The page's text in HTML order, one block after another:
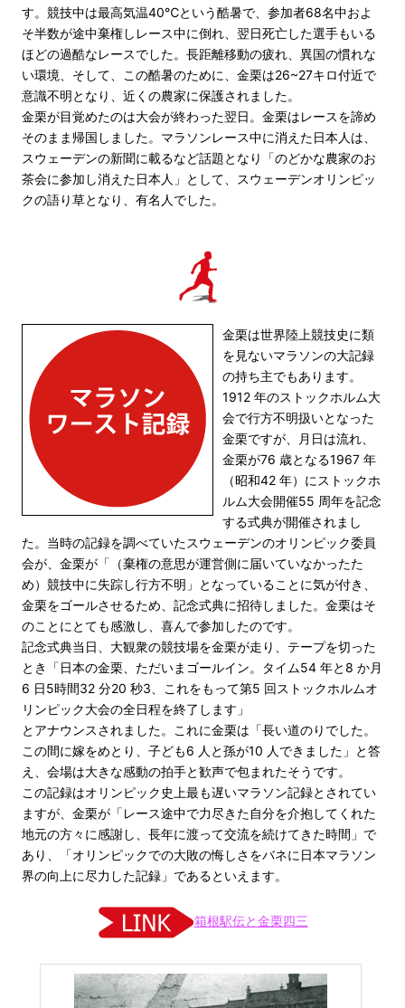
す。競技中は最高気温40℃という酷暑で、参加者68名中およ
そ半数が途中棄権しレース中に倒れ、翌日死亡した選手もいる
ほどの過酷なレースでした。長距離移動の疲れ、異国の慣れな
い環境、そして、この酷暑のために、金栗は26~27キロ付近で
意識不明となり、近くの農家に保護されました。
金栗が目覚めたのは大会が終わった翌日。金栗はレースを諦め
そのまま帰国しました。マラソンレース中に消えた日本人は、
スウェーデンの新聞に載るなど話題となり「のどかな農家のお
茶会に参加し消えた日本人」として、スウェーデンオリンピッ
クの語り草となり、有名人でした。
金栗は世界陸上競技史に類
を見ないマラソンの大記録
の持ち主でもあります。
1912 年のストックホルム大
会で行方不明扱いとなった
金栗ですが、月日は流れ、
金栗が76 歳となる1967 年
（昭和42 年）にストックホ
ルム大会開催55 周年を記念
する式典が開催されまし
た。当時の記録を調べていたスウェーデンのオリンピック委員
会が、金栗が「（棄権の意思が運営側に届いていなかったた
め）競技中に失踪し行方不明」となっていることに気が付き、
金栗をゴールさせるため、記念式典に招待しました。金栗はそ
のことにとても感激し、喜んで参加したのです。
記念式典当日、大観衆の競技場を金栗が走り、テープを切った
とき「日本の金栗、ただいまゴールイン。タイム54 年と8 か月
6 日5時間32 分20 秒3、これをもって第5 回ストックホルムオ
リンピック大会の全日程を終了します」
とアナウンスされました。これに金栗は「長い道のりでした。
この間に嫁をめとり、子ども6 人と孫が10 人できました」と答
え、会場は大きな感動の拍手と歓声で包まれたそうです。
この記録はオリンピック史上最も遅いマラソン記録とされてい
ますが、金栗が「レース途中で力尽きた自分を介抱してくれた
地元の方々に感謝し、長年に渡って交流を続けてきた時間」で
あり、「オリンピックでの大敗の悔しさをバネに日本マラソン
界の向上に尽力した記録」であるといえます。
箱根駅伝と金栗四三